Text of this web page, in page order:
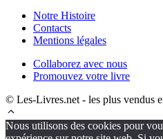
Notre Histoire
Contacts
Mentions légales
Collaborez avec nous
Promouvez votre livre
© Les-Livres.net - les plus vendus
Nous utilisons des cookies pour